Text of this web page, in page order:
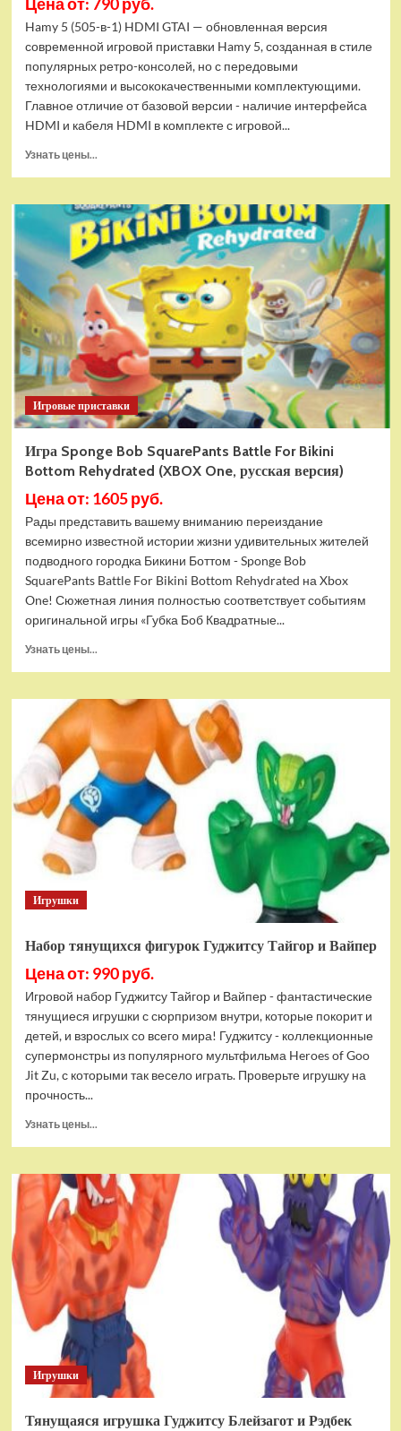
Hamy 5 (505-в-1) HDMI GTAI — обновленная версия
современной игровой приставки Hamy 5, созданная в стиле
популярных ретро-консолей, но с передовыми
технологиями и высококачественными комплектующими.
Главное отличие от базовой версии - наличие интерфейса
HDMI и кабеля HDMI в комплекте с игровой...
Узнать цены...
Игровая
приставка
Hamy
5
(505-
в-1)
HDMI
GTA
Игровые приставки
Игра Sponge Bob SquarePants Battle For Bikini
Bottom Rehydrated (XBOX One, русская версия)
Цена от: 1605 руб.
Рады представить вашему вниманию переиздание
всемирно известной истории жизни удивительных жителей
подводного городка Бикини Боттом - Sponge Bob
SquarePants Battle For Bikini Bottom Rehydrated на Xbox
One! Сюжетная линия полностью соответствует событиям
оригинальной игры «Губка Боб Квадратные...
Узнать цены...
Игра
Sponge
Bob
SquarePants
Battle
For
Bikini
Bottom
Rehydrated
(XBOX
Игрушки
Набор тянущихся фигурок Гуджитсу Тайгор и Вайпер
Цена от: 990 руб.
Игровой набор Гуджитсу Тайгор и Вайпер - фантастические
тянущиеся игрушки с сюрпризом внутри, которые покорит и
детей, и взрослых со всего мира! Гуджитсу - коллекционные
супермонстры из популярного мультфильма Heroes of Goo
Jit Zu, с которыми так весело играть. Проверьте игрушку на
прочность...
Узнать цены...
Набор
тянущихся
фигурок
Гуджитсу
Тайгор
и
Вайпер
Игрушки
Тянущаяся игрушка Гуджитсу Блейзагот и Рэдбек